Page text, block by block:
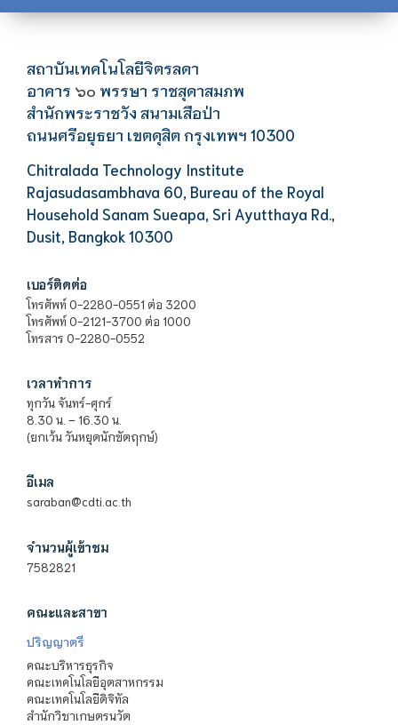
สถาบันเทคโนโลยีจิตรลดา
อาคาร ๖๐ พรรษา ราชสุดาสมภพ
สำนักพระราชวัง สนามเสือป่า
ถนนศรีอยุธยา เขตดุสิต กรุงเทพฯ 10300
Chitralada Technology Institute
Rajasudasambhava 60, Bureau of the Royal
Household Sanam Sueapa, Sri Ayutthaya Rd.,
Dusit, Bangkok 10300
เบอร์ติดต่อ
โทรศัพท์ 0-2280-0551 ต่อ 3200
โทรศัพท์ 0-2121-3700 ต่อ 1000
โทรสาร 0-2280-0552
เวลาทำการ
ทุกวัน จันทร์-ศุกร์
8.30 น. – 16.30 น.
(ยกเว้น วันหยุดนักขัตฤกษ์)
อีเมล
saraban@cdti.ac.th
จำนวนผู้เข้าชม
7582821
คณะและสาขา
ปริญญาตรี
คณะบริหารธุรกิจ
คณะเทคโนโลยีอุตสาหกรรม
คณะเทคโนโลยีดิจิทัล
สำนักวิชาเกษตรนวัต